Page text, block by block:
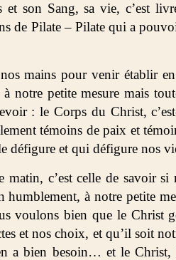
son Sang, sa vie, c’est
de Pilate – Pilate qui a
mains pour venir établir
notre petite mesure mais
: le Corps du Christ,
témoins de paix et
défigure et qui défigure nos
matin, c’est celle de savoir
humblement, à notre petite
voulons bien que le Christ
et nos choix, et qu’il soit
a bien besoin… et le Christ,